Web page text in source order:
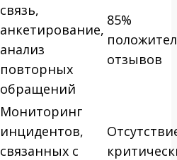
связь,
анкетирование,
анализ
повторных
обращений
85%
отзывов
Мониторинг
инцидентов,
связанных с